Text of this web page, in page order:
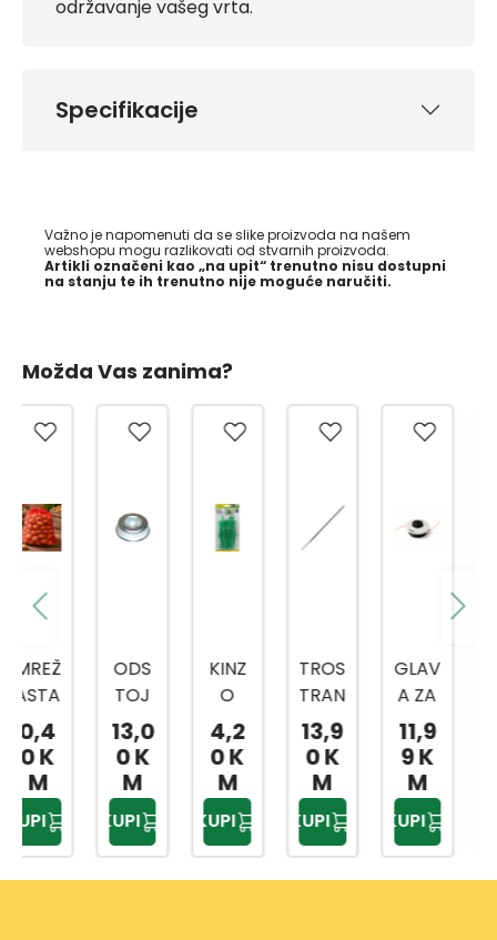
održavanje vašeg vrta.
Specifikacije
Važno je napomenuti da se slike proizvoda na našem
webshopu mogu razlikovati od stvarnih proizvoda.
Artikli označeni kao „na upit“ trenutno nisu dostupni
na stanju te ih trenutno nije moguće naručiti.
Možda Vas zanima?
ODS
TOJ
NI
TANJ
UR
13,0
0 K
KUPI
KINZ
O
VRTN
E
VEZI
CE
20/1
4,2
0 K
KUPI
TROS
TRAN
A
TURP
IJA
ZA
OŠTR
ENJE
13,9
0 K
KUPI
GLAV
A ZA
TRIM
ER
VP118
7
11,9
9 K
KUPI
KINZ
O
PODL
OGA
KOLJ
ENA
4,5
0 K
KUPI